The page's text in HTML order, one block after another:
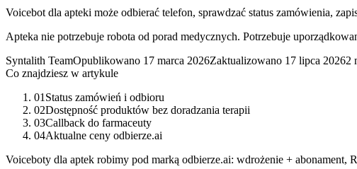
Voicebot dla apteki może odbierać telefon, sprawdzać status zamówienia,
Apteka nie potrzebuje robota od porad medycznych. Potrzebuje
Syntalith TeamOpublikowano 17 marca 2026Zaktualizowano 17 lipca 20262
Co znajdziesz w artykule
01 Status zamówień i odbioru
02Dostępność produktów bez doradzania terapii
03Callback do farmaceuty
04Aktualne ceny odbierze.ai
Voiceboty dla aptek robimy pod marką odbierze.ai: wdrożenie + abonament,